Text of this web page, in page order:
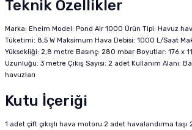
Teknik Özellikler
Marka: Eheim Model: Pond Air 1000 Ürün Tipi: Havuz
Tüketimi: 8,5 W Maksimum Hava Debisi: 1000 L/Saat
Yüksekliği: 2,8 metre Basınç: 280 mbar Boyutlar: 176 x
Uzunluğu: 3 metre Çıkış Sayısı: 2 adet Kullanım Alanı:
havuzları
Kutu İçeriği
1 adet çift çıkışlı hava motoru 2 adet havalandırma